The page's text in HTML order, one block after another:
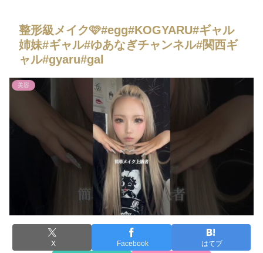
整形級メイク🩷#egg#KOGYARU#ギャル
姉妹#ギャル#ゆあなぎチャンネル#関西ギ
ャル#gyaru#gal
美容
X Facebook はてブ